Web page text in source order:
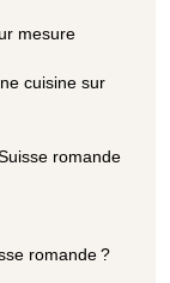
mesure
cuisine sur
romande
romande ?